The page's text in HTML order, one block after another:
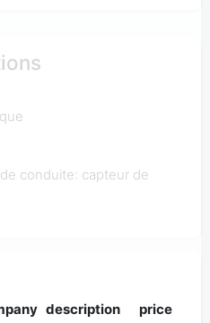
conduite: capteur de
description
price